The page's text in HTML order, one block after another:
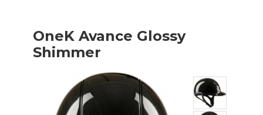
OneK Avance Glossy
Shimmer